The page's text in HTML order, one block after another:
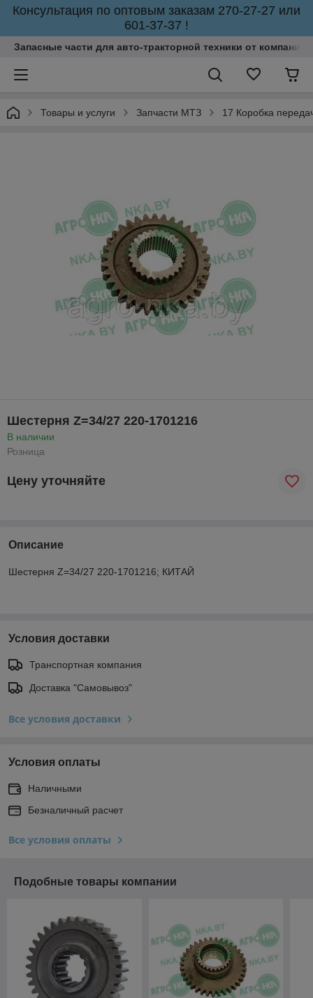
Консультация по оптовым заказам 270-27-27 или
601-37-37 !
Запасные части для авто-тракторной техники от
Товары и услуги Запчасти МТЗ 17 Коробка
Шестерня Z=34/27 220-1701216
В наличии
Розница
Цену уточняйте
Описание
Шестерня Z=34/27 220-1701216; КИТАЙ
Условия доставки
Транспортная компания
Доставка "Самовывоз"
Все условия доставки
Условия оплаты
Наличными
Безналичный расчет
Все условия оплаты
Подобные товары компании